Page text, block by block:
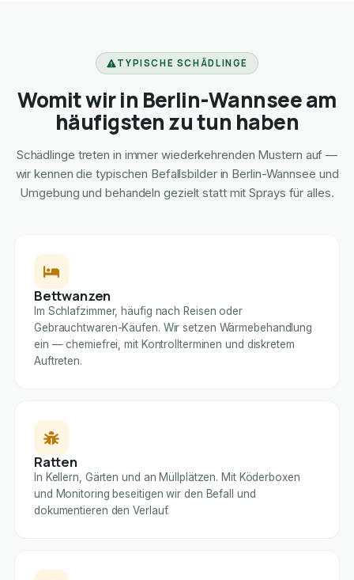
TYPISCHE SCHÄDLINGE
Womit wir in Berlin-Wannsee am
häufigsten zu tun haben
Schädlinge treten in immer wiederkehrenden Mustern auf —
wir kennen die typischen Befallsbilder in Berlin-Wannsee und
Umgebung und behandeln gezielt statt mit Sprays für alles.
Bettwanzen
Im Schlafzimmer, häufig nach Reisen oder
Gebrauchtwaren-Käufen. Wir setzen Wärmebehandlung
ein — chemiefrei, mit Kontrollterminen und diskretem
Auftreten.
Ratten
In Kellern, Gärten und an Müllplätzen. Mit Köderboxen
und Monitoring beseitigen wir den Befall und
dokumentieren den Verlauf.